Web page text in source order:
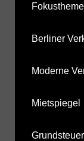
Berliner
Moderne
Mietspiegel
Grundsteuer